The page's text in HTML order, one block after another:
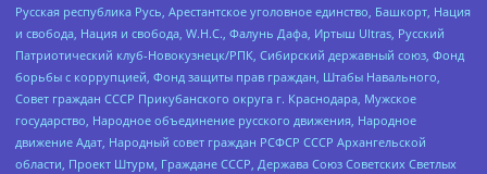
Русская республика Русь, Арестантское уголовное единство, Башкорт, Нация
и свобода, Нация и свобода, W.H.С., Фалунь Дафа, Иртыш Ultras, Русский
Патриотический клуб-Новокузнецк/РПК, Сибирский державный союз, Фонд
борьбы с коррупцией, Фонд защиты прав граждан, Штабы Навального,
Совет граждан СССР Прикубанского округа г. Краснодара, Мужское
государство, Народное объединение русского движения, Народное
движение Адат, Народный совет граждан РСФСР СССР Архангельской
области, Проект Штурм, Граждане СССР, Держава Союз Советских Светлых